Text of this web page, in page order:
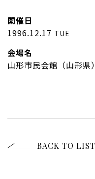
開催日
1996.12.17 TUE
会場名
山形市民会館（山形県）
BACK TO LIST